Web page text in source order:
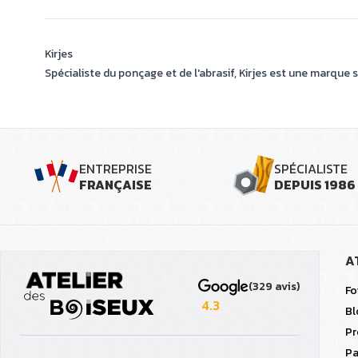
Kirjes
Spécialiste du ponçage et de l'abrasif, Kirjes est une
ENTREPRISE
FRANÇAISE
SPÉCIALISTE
DEPUIS 1986
(329 avis)
4.3